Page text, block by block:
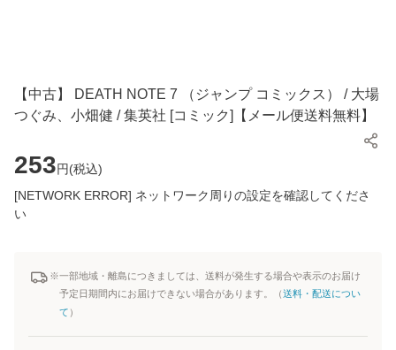
【中古】 DEATH NOTE 7 （ジャンプ コミックス） / 大場
つぐみ、小畑健 / 集英社 [コミック]【メール便送料無料】
253円(税込)
[NETWORK ERROR] ネットワーク周りの設定を確認してくださ
い
※一部地域・離島につきましては、送料が発生する場合や表示のお届け
予定日期間内にお届けできない場合があります。（送料・配送につい
て ）